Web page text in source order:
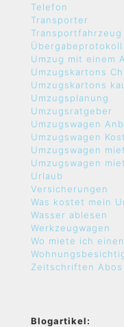
Telefon
Transporter
Übergabeprotokoll
Umzug mit einem
Umzugskartons
Umzugskartons
Umzugsplanung
Umzugsratgeber
Umzugswagen
Umzugswagen
Umzugswagen
Umzugswagen
Urlaub
Versicherungen
Was kostet mein
Wasser ablesen
Werkzeugwagen
Wo miete ich
Zeitschriften Abos
Blogartikel: